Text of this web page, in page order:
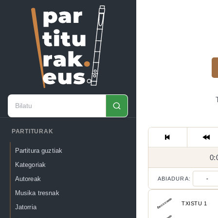
PARTITURAK
Partitura guztiak
Kategoriak
Autoreak
Musika tresnak
Jatorria
ABIADURA: -
TXISTU 1